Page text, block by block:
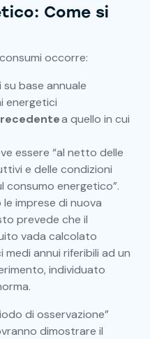
Come si
occorre:
base annuale
energetici
a quello in cui
essere “al netto delle
e delle condizioni
consumo energetico”.
imprese di nuova
prevede che il
vada calcolato
annui riferibili ad un
individuato
di osservazione”
dimostrare il